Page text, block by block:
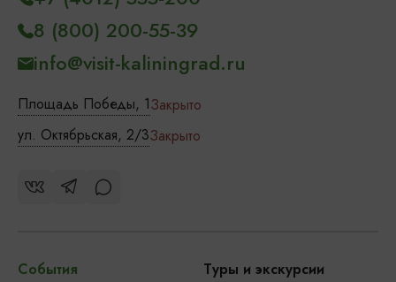
Площадь Победы, 1Закрыто
ул. Октябрьская, 2/3Закрыто
8 (800) 200-55-39
info@visit-kaliningrad.ru
События
Туры и экскурсии